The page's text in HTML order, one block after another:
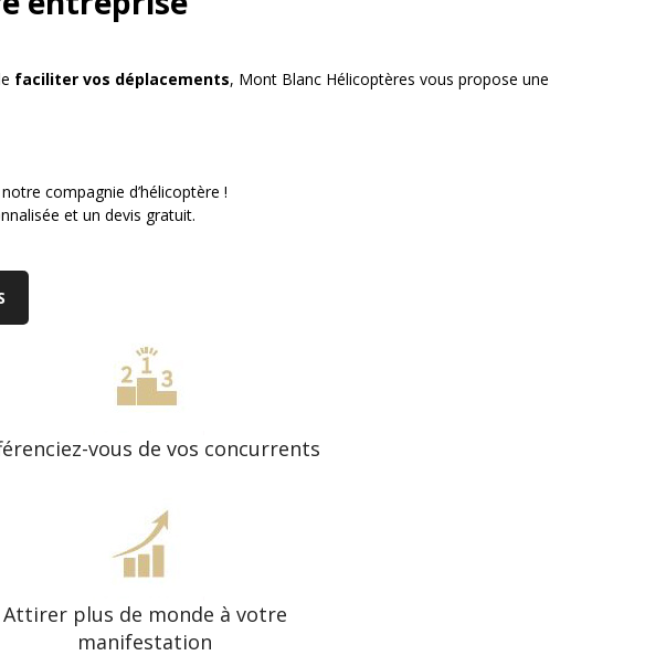
faciliter vos déplacements, Mont Blanc Hélicoptères vous propose une
compagnie d’hélicoptère !
et un devis gratuit.
vous de vos concurrents
Attirer plus de monde à votre
manifestation